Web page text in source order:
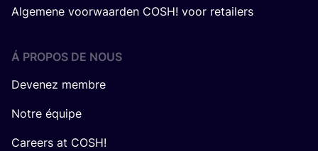
Algemene voorwaarden COSH! voor retailers
Á PROPOS DE NOUS
Devenez membre
Notre équipe
Careers at COSH!